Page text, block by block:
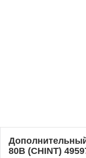
80В (CHINT)